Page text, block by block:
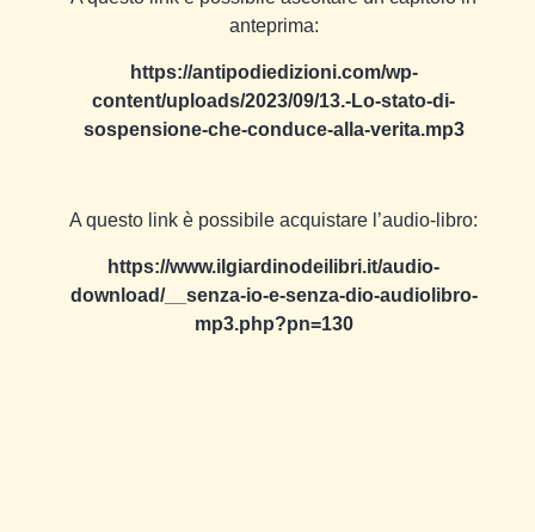
anteprima:
https://antipodiedizioni.com/wp-
content/uploads/2023/09/13.-Lo-stato-di-
sospensione-che-conduce-alla-verita.mp3
A questo link è possibile acquistare l’audio-libro:
https://www.ilgiardinodeilibri.it/audio-
download/__senza-io-e-senza-dio-audiolibro-
mp3.php?pn=130